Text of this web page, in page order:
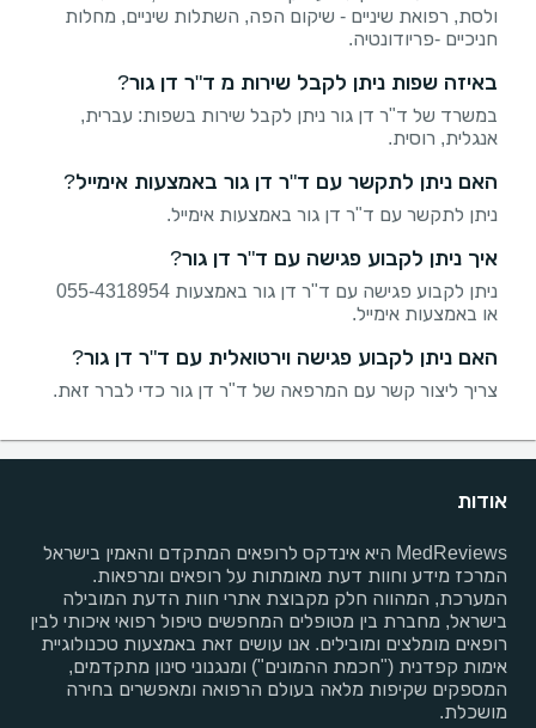
ולסת, רפואת שיניים - שיקום הפה, השתלות שיניים, מחלות
חניכיים -פריודונטיה.
באיזה שפות ניתן לקבל שירות מ ד"ר דן גור?
במשרד של ד"ר דן גור ניתן לקבל שירות בשפות: עברית,
אנגלית, רוסית.
האם ניתן לתקשר עם ד"ר דן גור באמצעות אימייל?
ניתן לתקשר עם ד"ר דן גור באמצעות אימייל.
איך ניתן לקבוע פגישה עם ד"ר דן גור?
ניתן לקבוע פגישה עם ד"ר דן גור באמצעות 055-4318954
או באמצעות אימייל.
האם ניתן לקבוע פגישה וירטואלית עם ד"ר דן גור?
צריך ליצור קשר עם המרפאה של ד"ר דן גור כדי לברר זאת.
אודות
MedReviews היא אינדקס לרופאים המתקדם והאמין בישראל
המרכז מידע וחוות דעת מאומתות על רופאים ומרפאות.
המערכת, המהווה חלק מקבוצת אתרי חוות הדעת המובילה
בישראל, מחברת בין מטופלים המחפשים טיפול רפואי איכותי לבין
רופאים מומלצים ומובילים. אנו עושים זאת באמצעות טכנולוגיית
אימות קפדנית ("חכמת ההמונים") ומנגנוני סינון מתקדמים,
המספקים שקיפות מלאה בעולם הרפואה ומאפשרים בחירה
מושכלת.